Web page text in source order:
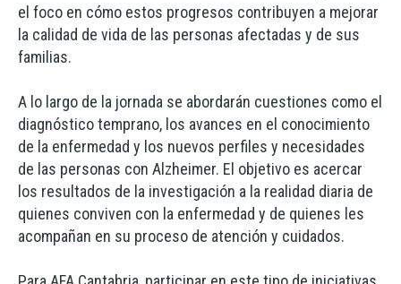
el foco en cómo estos progresos contribuyen a mejorar
la calidad de vida de las personas afectadas y de sus
familias.
A lo largo de la jornada se abordarán cuestiones como el
diagnóstico temprano, los avances en el conocimiento
de la enfermedad y los nuevos perfiles y necesidades
de las personas con Alzheimer. El objetivo es acercar
los resultados de la investigación a la realidad diaria de
quienes conviven con la enfermedad y de quienes les
acompañan en su proceso de atención y cuidados.